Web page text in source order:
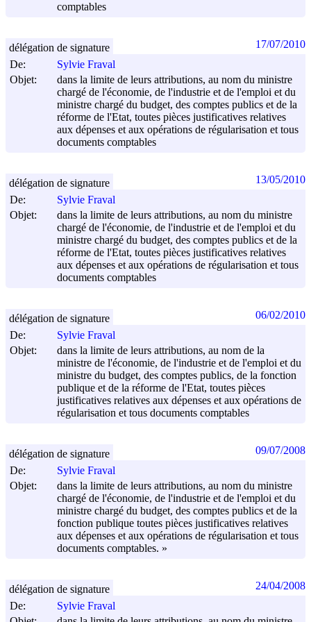
comptables
De:
Sylvie Fraval
Objet:
dans la limite de leurs attributions, au nom du ministre
chargé de l'économie, de l'industrie et de l'emploi et du
ministre chargé du budget, des comptes publics et de la
réforme de l'Etat, toutes pièces justificatives relatives
aux dépenses et aux opérations de régularisation et tous
documents comptables
délégation de signature 17/07/2010
De:
Sylvie Fraval
Objet:
dans la limite de leurs attributions, au nom du ministre
chargé de l'économie, de l'industrie et de l'emploi et du
ministre chargé du budget, des comptes publics et de la
réforme de l'Etat, toutes pièces justificatives relatives
aux dépenses et aux opérations de régularisation et tous
documents comptables
délégation de signature 13/05/2010
De:
Sylvie Fraval
Objet:
dans la limite de leurs attributions, au nom de la
ministre de l'économie, de l'industrie et de l'emploi et du
ministre du budget, des comptes publics, de la fonction
publique et de la réforme de l'Etat, toutes pièces
justificatives relatives aux dépenses et aux opérations de
régularisation et tous documents comptables
délégation de signature 06/02/2010
De:
Sylvie Fraval
Objet:
dans la limite de leurs attributions, au nom du ministre
chargé de l'économie, de l'industrie et de l'emploi et du
ministre chargé du budget, des comptes publics et de la
fonction publique toutes pièces justificatives relatives
aux dépenses et aux opérations de régularisation et tous
documents comptables. »
délégation de signature 09/07/2008
De:
Sylvie Fraval
délégation de signature 24/04/2008